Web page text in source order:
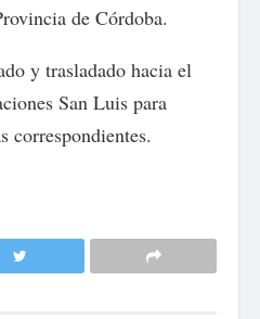
de Córdoba.
y trasladado hacia el
San Luis para
correspondientes.